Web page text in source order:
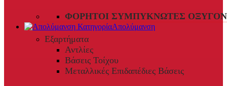
ΦΟΡΗΤΟΊ ΣΥΜΠΥΚΝΩΤΈΣ
Απολύμανση
Εξαρτήματα
Αντλίες
Βάσεις Τοίχου
Μεταλλικές Επιδαπέδιες Βάσεις